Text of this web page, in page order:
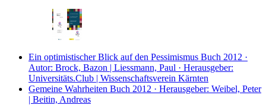
Ein optimistischer Blick auf den Pessimismus Buch 2012 ·
Autor: Brock, Bazon | Liessmann, Paul · Herausgeber:
Universitäts.Club | Wissenschaftsverein Kärnten
Gemeine Wahrheiten Buch 2012 · Herausgeber: Weibel, Peter
| Beitin, Andreas